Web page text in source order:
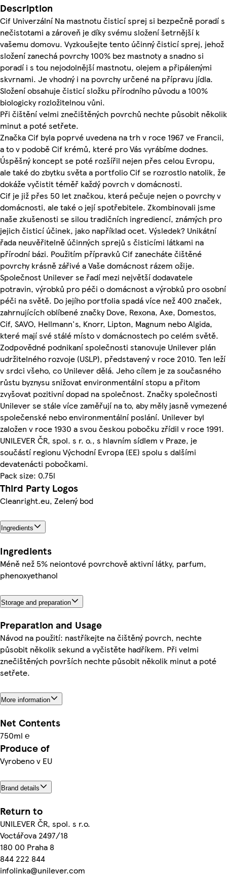
Description
Cif Univerzální Na mastnotu čisticí sprej si bezpečně poradí s
nečistotami a zároveň je díky svému složení šetrnější k
vašemu domovu. Vyzkoušejte tento účinný čisticí sprej, jehož
složení zanechá povrchy 100% bez mastnoty a snadno si
poradí i s tou nejodolnější mastnotu, olejem a připálenými
skvrnami. Je vhodný i na povrchy určené na přípravu jídla.
Složení obsahuje čisticí složku přírodního původu a 100%
biologicky rozložitelnou vůni.
Při čištění velmi znečištěných povrchů nechte působit několik
minut a poté setřete.
Značka Cif byla poprvé uvedena na trh v roce 1967 ve Francii,
a to v podobě Cif krémů, které pro Vás vyrábíme dodnes.
Úspěšný koncept se poté rozšířil nejen přes celou Evropu,
ale také do zbytku světa a portfolio Cif se rozrostlo natolik, že
dokáže vyčistit téměř každý povrch v domácnosti.
Cif je již přes 50 let značkou, která pečuje nejen o povrchy v
domácnosti, ale také o její spotřebitele. Zkombinovali jsme
naše zkušenosti se silou tradičních ingrediencí, známých pro
jejich čisticí účinek, jako například ocet. Výsledek? Unikátní
řada neuvěřitelně účinných sprejů s čisticími látkami na
přírodní bázi. Použitím přípravků Cif zanecháte čištěné
povrchy krásně zářivé a Vaše domácnost rázem ožije.
Společnost Unilever se řadí mezi největší dodavatele
potravin, výrobků pro péči o domácnost a výrobků pro osobní
péči na světě. Do jejího portfolia spadá více než 400 značek,
zahrnujících oblíbené značky Dove, Rexona, Axe, Domestos,
Cif, SAVO, Hellmann's, Knorr, Lipton, Magnum nebo Algida,
které mají své stálé místo v domácnostech po celém světě.
Zodpovědné podnikaní společnosti stanovuje Unilever plán
udržitelného rozvoje (USLP), představený v roce 2010. Ten leží
v srdci všeho, co Unilever dělá. Jeho cílem je za současného
růstu byznysu snižovat environmentální stopu a přitom
zvyšovat pozitivní dopad na společnost. Značky společnosti
Unilever se stále více zaměřují na to, aby měly jasně vymezené
společenské nebo environmentální poslání. Unilever byl
založen v roce 1930 a svou českou pobočku zřídil v roce 1991.
UNILEVER ČR, spol. s r. o., s hlavním sídlem v Praze, je
součástí regionu Východní Evropa (EE) spolu s dalšími
devatenácti pobočkami.
Pack size: 0.75l
Third Party Logos
Cleanright.eu, Zelený bod
Ingredients
Ingredients
Méně než 5% neiontové povrchově aktivní látky, parfum,
phenoxyethanol
Storage and preparation
Preparation and Usage
Návod na použití: nastříkejte na čištěný povrch, nechte
působit několik sekund a vyčistěte hadříkem. Při velmi
znečištěných površích nechte působit několik minut a poté
setřete.
More information
Net Contents
750ml ℮
Produce of
Vyrobeno v EU
Brand details
Return to
UNILEVER ČR, spol. s r.o.
Voctářova 2497/18
180 00 Praha 8
844 222 844
infolinka@unilever.com